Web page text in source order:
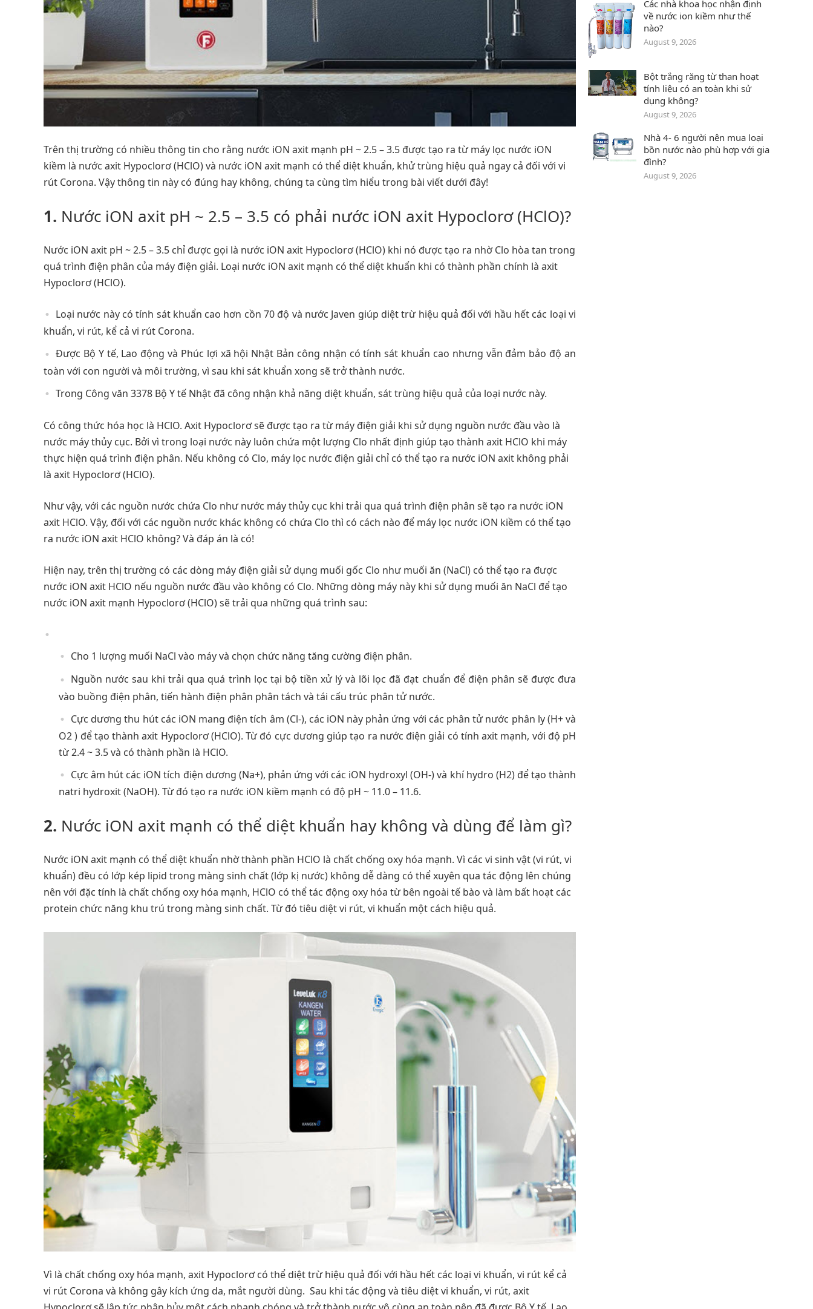
Trên thị trường có nhiều thông tin cho rằng nước iON axit mạnh pH ~ 2.5 – 3.5 được tạo ra từ máy lọc nước iON
kiềm là nước axit Hypoclorơ (HClO) và nước iON axit mạnh có thể diệt khuẩn, khử trùng hiệu quả ngay cả đối với vi
rút Corona. Vậy thông tin này có đúng hay không, chúng ta cùng tìm hiểu trong bài viết dưới đây!
1. Nước iON axit pH ~ 2.5 – 3.5 có phải nước iON axit Hypoclorơ (HClO)?
Nước iON axit pH ~ 2.5 – 3.5 chỉ được gọi là nước iON axit Hypoclorơ (HClO) khi nó được tạo ra nhờ Clo hòa tan trong
quá trình điện phân của máy điện giải. Loại nước iON axit mạnh có thể diệt khuẩn khi có thành phần chính là axit
Hypoclorơ (HClO).
Loại nước này có tính sát khuẩn cao hơn cồn 70 độ và nước Javen giúp diệt trừ hiệu quả đối với hầu hết các loại vi
khuẩn, vi rút, kể cả vi rút Corona.
Được Bộ Y tế, Lao động và Phúc lợi xã hội Nhật Bản công nhận có tính sát khuẩn cao nhưng vẫn đảm bảo độ an
toàn với con người và môi trường, vì sau khi sát khuẩn xong sẽ trở thành nước.
Trong Công văn 3378 Bộ Y tế Nhật đã công nhận khả năng diệt khuẩn, sát trùng hiệu quả của loại nước này.
Có công thức hóa học là HClO. Axit Hypoclorơ sẽ được tạo ra từ máy điện giải khi sử dụng nguồn nước đầu vào là
nước máy thủy cục. Bởi vì trong loại nước này luôn chứa một lượng Clo nhất định giúp tạo thành axit HClO khi máy
thực hiện quá trình điện phân. Nếu không có Clo, máy lọc nước điện giải chỉ có thể tạo ra nước iON axit không phải
là axit Hypoclorơ (HClO).
Như vậy, với các nguồn nước chứa Clo như nước máy thủy cục khi trải qua quá trình điện phân sẽ tạo ra nước iON
axit HClO. Vậy, đối với các nguồn nước khác không có chứa Clo thì có cách nào để máy lọc nước iON kiềm có thể tạo
ra nước iON axit HClO không? Và đáp án là có!
Hiện nay, trên thị trường có các dòng máy điện giải sử dụng muối gốc Clo như muối ăn (NaCl) có thể tạo ra được
nước iON axit HClO nếu nguồn nước đầu vào không có Clo. Những dòng máy này khi sử dụng muối ăn NaCl để tạo
nước iON axit mạnh Hypoclorơ (HClO) sẽ trải qua những quá trình sau:
Cho 1 lượng muối NaCl vào máy và chọn chức năng tăng cường điện phân.
Nguồn nước sau khi trải qua quá trình lọc tại bộ tiền xử lý và lõi lọc đã đạt chuẩn để điện phân sẽ được đưa
vào buồng điện phân, tiến hành điện phân phân tách và tái cấu trúc phân tử nước.
Cực dương thu hút các iON mang điện tích âm (Cl-), các iON này phản ứng với các phân tử nước phân ly (H+ và
O2 ) để tạo thành axit Hypoclorơ (HClO). Từ đó cực dương giúp tạo ra nước điện giải có tính axit mạnh, với độ pH
từ 2.4 ~ 3.5 và có thành phần là HClO.
Cực âm hút các iON tích điện dương (Na+), phản ứng với các iON hydroxyl (OH-) và khí hydro (H2) để tạo thành
natri hydroxit (NaOH). Từ đó tạo ra nước iON kiềm mạnh có độ pH ~ 11.0 – 11.6.
2. Nước iON axit mạnh có thể diệt khuẩn hay không và dùng để làm gì?
Nước iON axit mạnh có thể diệt khuẩn nhờ thành phần HClO là chất chống oxy hóa mạnh. Vì các vi sinh vật (vi rút, vi
khuẩn) đều có lớp kép lipid trong màng sinh chất (lớp kị nước) không dễ dàng có thể xuyên qua tác động lên chúng
nên với đặc tính là chất chống oxy hóa mạnh, HClO có thể tác động oxy hóa từ bên ngoài tế bào và làm bất hoạt các
protein chức năng khu trú trong màng sinh chất. Từ đó tiêu diệt vi rút, vi khuẩn một cách hiệu quả.
Vì là chất chống oxy hóa mạnh, axit Hypoclorơ có thể diệt trừ hiệu quả đối với hầu hết các loại vi khuẩn, vi rút kể cả
vi rút Corona và không gây kích ứng da, mắt người dùng. Sau khi tác động và tiêu diệt vi khuẩn, vi rút, axit
Các nhà khoa học nhận định
về nước ion kiềm như thế
nào?
August 9, 2026
Bột trắng răng từ than hoạt
tính liệu có an toàn khi sử
dụng không?
August 9, 2026
Nhà 4- 6 người nên mua loại
bồn nước nào phù hợp với gia
đình?
August 9, 2026